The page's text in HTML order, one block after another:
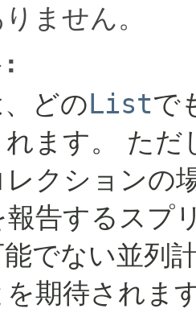
ません。
:
どのListで
ます。
ただ
クションの
報告するスプ
でない並列
期待されま